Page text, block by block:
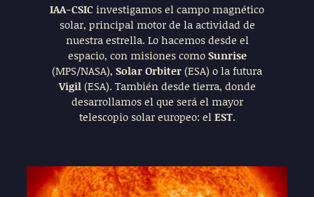
IAA-CSICinvestigamos el campo magnético
solar, principal motor de la actividad de
nuestra estrella. Lo hacemos desde el
espacio, con misiones comoSunrise
(MPS/NASA), Solar Orbiter(ESA) o la futura
Vigil(ESA). También desde tierra, donde
desarrollamos el que será el mayor
telescopio solar europeo: elEST.